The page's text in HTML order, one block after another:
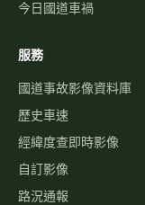
今日國道車禍
服務
國道事故影像資料庫
歷史車速
經緯度查即時影像
自訂影像
路況通報